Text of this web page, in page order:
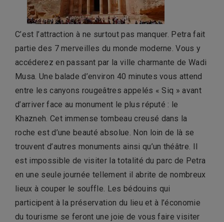
C’est l’attraction à ne surtout pas manquer. Petra fait
partie des 7 merveilles du monde moderne. Vous y
accéderez en passant par la ville charmante de Wadi
Musa. Une balade d’environ 40 minutes vous attend
entre les canyons rougeâtres appelés « Siq » avant
d’arriver face au monument le plus réputé : le
Khazneh. Cet immense tombeau creusé dans la
roche est d’une beauté absolue. Non loin de là se
trouvent d’autres monuments ainsi qu’un théâtre. Il
est impossible de visiter la totalité du parc de Petra
en une seule journée tellement il abrite de nombreux
lieux à couper le souffle. Les bédouins qui
participent à la préservation du lieu et à l’économie
du tourisme se feront une joie de vous faire visiter